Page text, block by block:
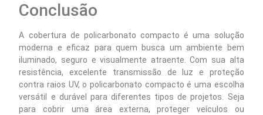
Conclusão
A cobertura de policarbonato compacto é uma solução
moderna e eficaz para quem busca um ambiente bem
iluminado, seguro e visualmente atraente. Com sua alta
resistência, excelente transmissão de luz e proteção
contra raios UV, o policarbonato compacto é uma escolha
versátil e durável para diferentes tipos de projetos. Seja
para cobrir uma área externa, proteger veículos ou